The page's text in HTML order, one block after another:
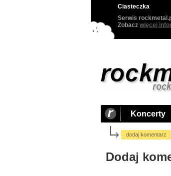
Ciasteczka
Serwis
Zobacz więcej
Koncerty
dodaj komentarz
Dodaj